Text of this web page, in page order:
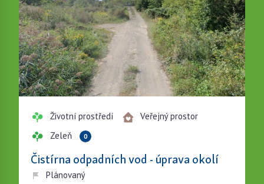
Životní prostředí
Veřejný prostor
Zeleň
0
Čistírna odpadních vod - úprava okolí
Plánovaný